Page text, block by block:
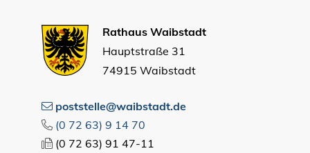
Rathaus Waibstadt
Hauptstraße 31
74915 Waibstadt
poststelle@waibstadt.de
(0 72 63) 9 14 70
(0 72 63) 91 47-11